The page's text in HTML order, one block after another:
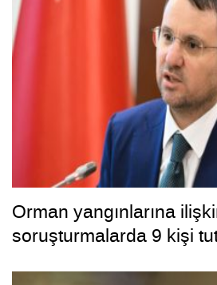
Orman yangınlarına
soruşturmalarda 9 kişi